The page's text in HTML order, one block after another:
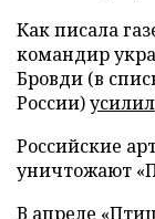
Как писала
командир
Бровди (в
России)усилил
Российские
уничтожают
В апреле